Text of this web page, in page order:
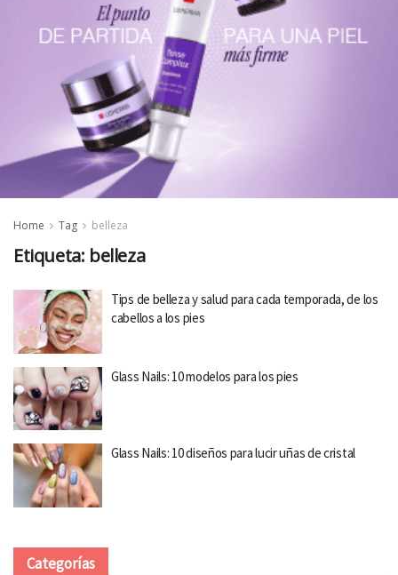
Home Tag belleza
Etiqueta: belleza
Tips de belleza y salud para cada temporada, de los
cabellos a los pies
Glass Nails: 10 modelos para los pies
Glass Nails: 10 diseños para lucir uñas de cristal
Categorías